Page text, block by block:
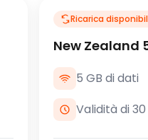
Ricarica
New Zealand
5 GB di dati
Validità di